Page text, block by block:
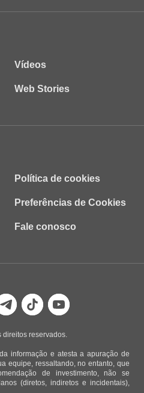
Vídeos
Web Stories
Política de cookies
Preferências de Cookies
Fale conosco
direitos reservados.
informação e atesta a apuração de
equipe, ressaltando, no entanto, que
de investimento, não se
(diretos, indiretos e incidentais),